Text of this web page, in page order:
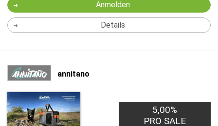
Anmelden
Details
annitano
5,00%
PRO SALE